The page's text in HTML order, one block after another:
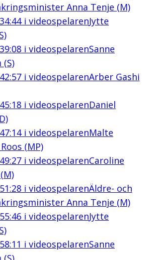
Anna Tenje (M)
34:44i videospelarenJytte
39:08i videospelarenSanne
42:57i videospelarenArber Gashi
45:18i videospelarenDaniel
47:14i videospelarenMalte
(MP)
49:27i videospelarenCaroline
51:28i videospelarenÄldre- och
Anna Tenje (M)
55:46i videospelarenJytte
58:11 i videospelarenSanne